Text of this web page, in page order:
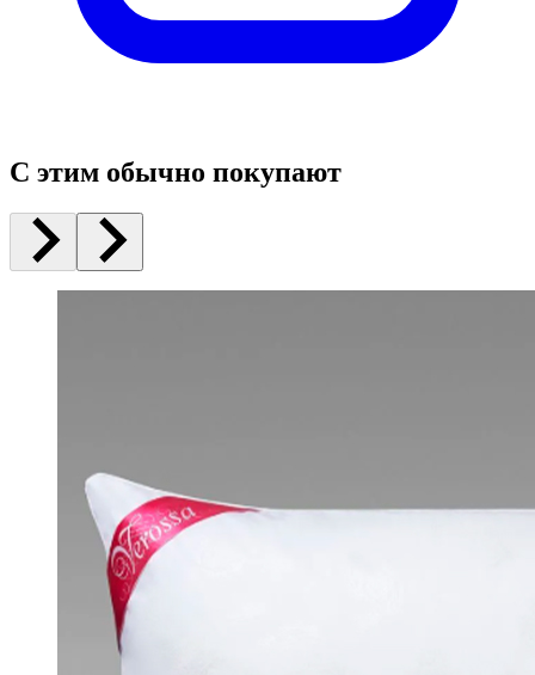
С этим обычно покупают